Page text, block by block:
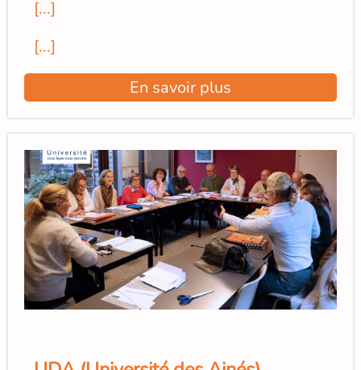
[...]
[...]
En savoir plus